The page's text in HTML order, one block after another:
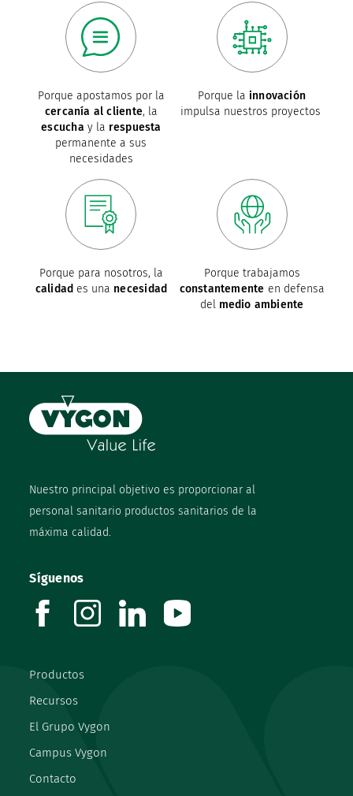
Porque apostamos por la
cercanía al cliente, la
escucha y la respuesta
permanente a sus
necesidades
Porque la innovación
impulsa nuestros proyectos
Porque para nosotros, la
calidad es una necesidad
Porque trabajamos
constantemente en defensa
del medio ambiente
Nuestro principal objetivo es proporcionar al
personal sanitario productos sanitarios de la
máxima calidad.
Productos
Recursos
El Grupo Vygon
Campus Vygon
Contacto
Síguenos
facebookinstagramlinkedin